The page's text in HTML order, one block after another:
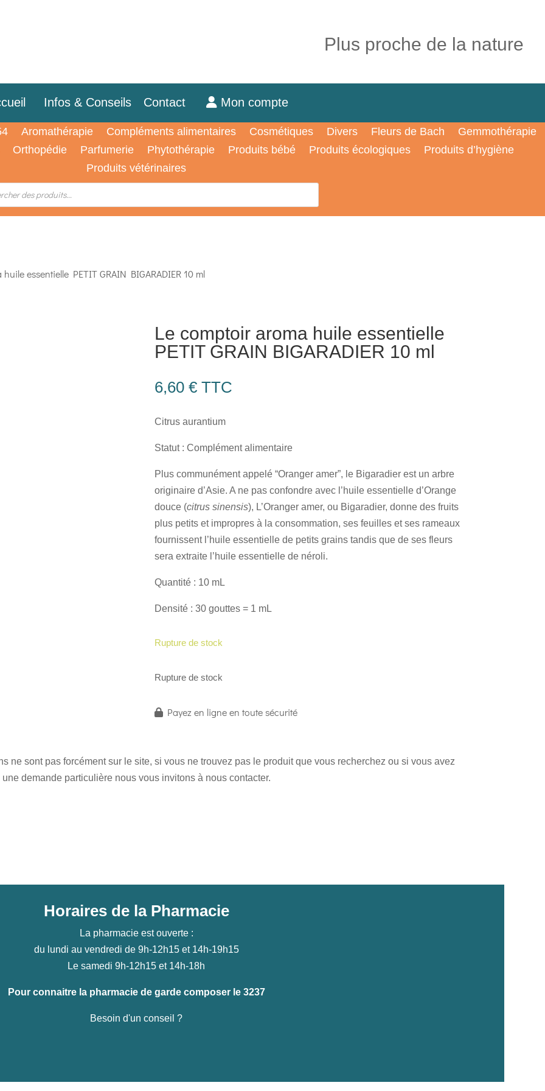
Plus proche de la nature
Infos & Conseils Contact Mon compte
Aromathérapie Compléments alimentaires Cosmétiques Divers Fleurs de Bach
Gemmothérapie
Orthopédie Parfumerie Phytothérapie Produits bébé Produits écologiques
Produits d’hygiène
Produits vétérinaires
essentielle PETIT GRAIN BIGARADIER 10 ml
Le comptoir aroma huile essentielle
PETIT GRAIN BIGARADIER 10 ml
6,60 € TTC
Citrus aurantium
Statut : Complément alimentaire
Plus communément appelé “Oranger amer”, le Bigaradier est un arbre
originaire d’Asie. A ne pas confondre avec l’huile essentielle d’Orange
douce (citrus sinensis), L’Oranger amer, ou Bigaradier, donne des fruits
plus petits et impropres à la consommation, ses feuilles et ses rameaux
fournissent l’huile essentielle de petits grains tandis que de ses fleurs
sera extraite l’huile essentielle de néroli.
Quantité : 10 mL
Densité : 30 gouttes = 1 mL
Rupture de stock
Rupture de stock
Payez en ligne en toute sécurité
ne sont pas forcément sur le site, si vous ne trouvez pas le produit que vous recherchez ou si vous avez
une demande particulière nous vous invitons à nous contacter.
Horaires de la Pharmacie
La pharmacie est ouverte :
du lundi au vendredi de 9h-12h15 et 14h-19h15
Le samedi 9h-12h15 et 14h-18h
Pour connaitre la pharmacie de garde composer le 3237
Besoin d'un conseil ?